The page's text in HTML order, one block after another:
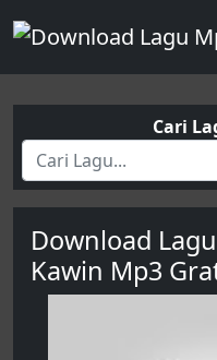
Cari
Download
Kawin Mp3